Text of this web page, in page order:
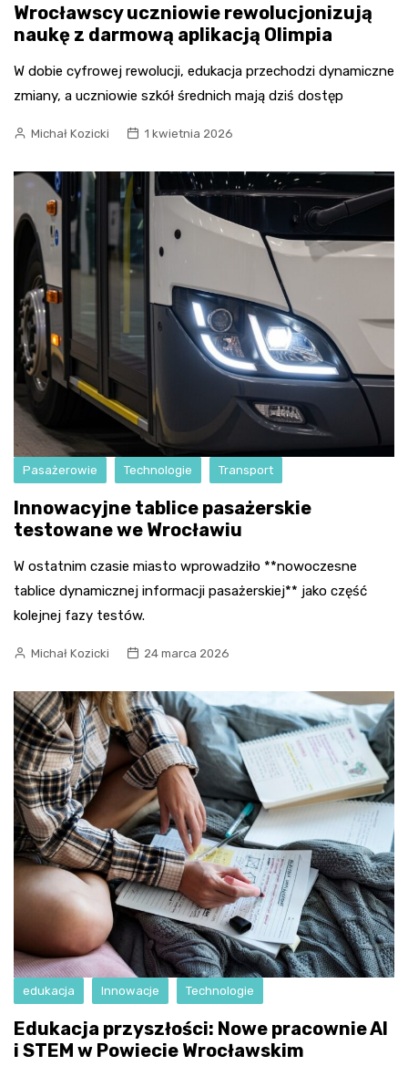
Wrocławscy uczniowie rewolucjonizują
naukę z darmową aplikacją Olimpia
W dobie cyfrowej rewolucji, edukacja przechodzi dynamiczne
zmiany, a uczniowie szkół średnich mają dziś dostęp
Michał Kozicki 1 kwietnia 2026
Pasażerowie Technologie Transport
Innowacyjne tablice pasażerskie
testowane we Wrocławiu
W ostatnim czasie miasto wprowadziło **nowoczesne
tablice dynamicznej informacji pasażerskiej** jako część
kolejnej fazy testów.
Michał Kozicki 24 marca 2026
edukacja Innowacje Technologie
Edukacja przyszłości: Nowe pracownie AI
i STEM w Powiecie Wrocławskim